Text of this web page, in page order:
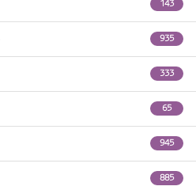
143
935
333
65
945
885